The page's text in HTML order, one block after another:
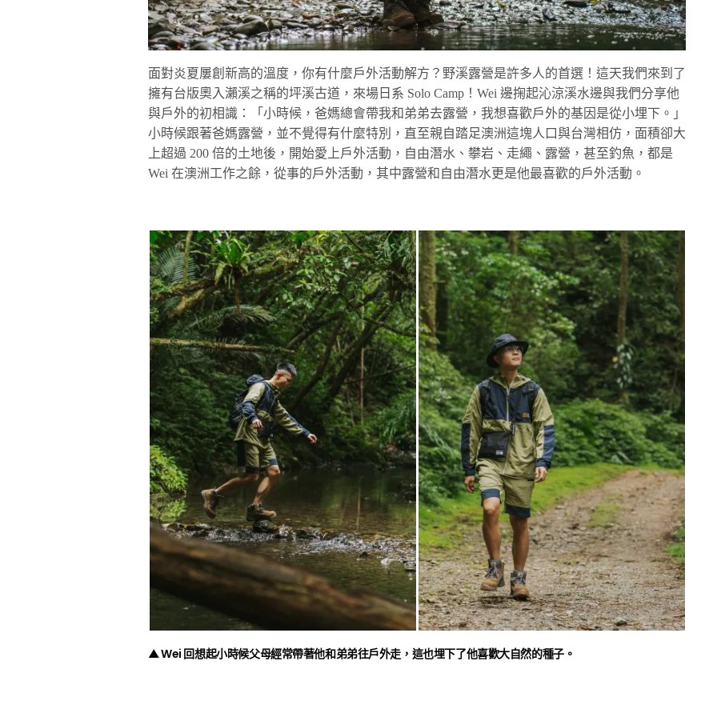
面對炎夏屢創新高的溫度，你有什麼戶外活動解方？野溪露營是許多人的首選！這天我們來到了
擁有台版奧入瀨溪之稱的坪溪古道，來場日系 Solo Camp！Wei 邊掬起沁涼溪水邊與我們分享他
與戶外的初相識：「小時候，爸媽總會帶我和弟弟去露營，我想喜歡戶外的基因是從小埋下。」
小時候跟著爸媽露營，並不覺得有什麼特別，直至親自踏足澳洲這塊人口與台灣相仿，面積卻大
上超過 200 倍的土地後，開始愛上戶外活動，自由潛水、攀岩、走繩、露營，甚至釣魚，都是
Wei 在澳洲工作之餘，從事的戶外活動，其中露營和自由潛水更是他最喜歡的戶外活動。
▲ Wei 回想起小時候父母經常帶著他和弟弟往戶外走，這也埋下了他喜歡大自然的種子。